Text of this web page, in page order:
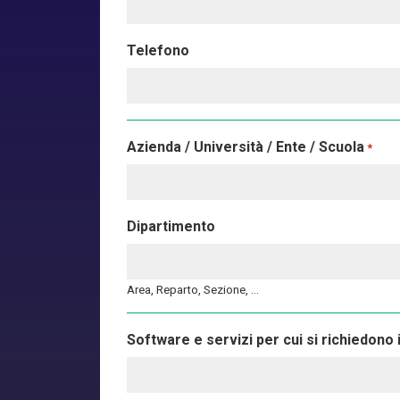
Telefono
Azienda / Università / Ente / Scuola *
Dipartimento
Area, Reparto, Sezione, …
Software e servizi per cui si richiedono